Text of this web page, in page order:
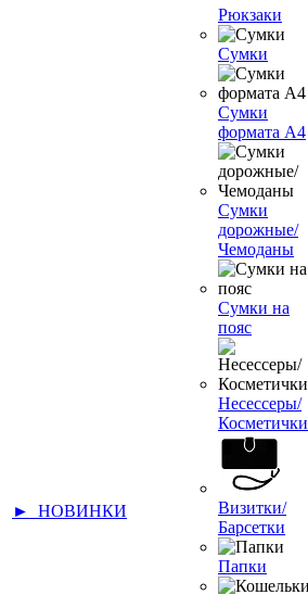
► НОВИНКИ
Рюкзаки
Сумки
Сумки
формата А4
Сумки
дорожные/
Чемоданы
Сумки на
пояс
Несессеры/
Косметички
Визитки/
Барсетки
Папки